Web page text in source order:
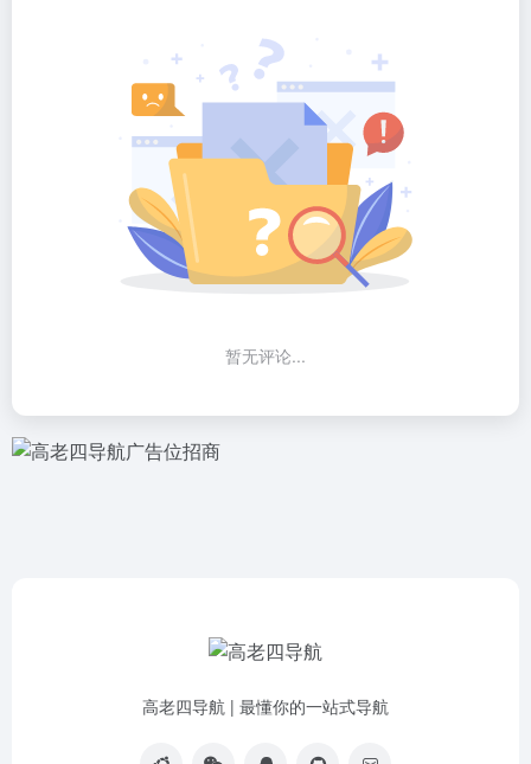
暂无评论...
高老四导航 | 最懂你的一站式导航